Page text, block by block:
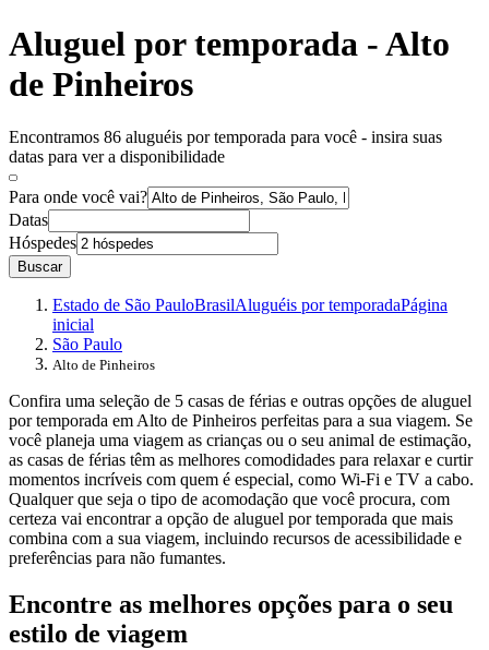
Aluguel por temporada - Alto
de Pinheiros
Encontramos 86 aluguéis por temporada para você - insira suas
datas para ver a disponibilidade
Para onde você vai?
Datas
Hóspedes
Buscar
Estado de São PauloBrasilAluguéis por temporadaPágina
inicial
São Paulo
Alto de Pinheiros
Confira uma seleção de 5 casas de férias e outras opções de aluguel
por temporada em Alto de Pinheiros perfeitas para a sua viagem. Se
você planeja uma viagem as crianças ou o seu animal de estimação,
as casas de férias têm as melhores comodidades para relaxar e curtir
momentos incríveis com quem é especial, como Wi-Fi e TV a cabo.
Qualquer que seja o tipo de acomodação que você procura, com
certeza vai encontrar a opção de aluguel por temporada que mais
combina com a sua viagem, incluindo recursos de acessibilidade e
preferências para não fumantes.
Encontre as melhores opções para o seu
estilo de viagem